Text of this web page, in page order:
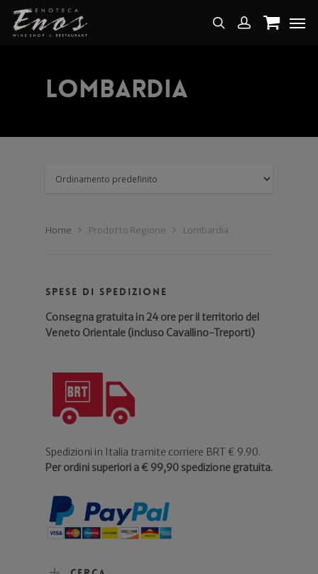
Lombardia
Home Prodotto Regione Lombardia
Spese di spedizione
Consegna gratuita in 24 ore per il territorio del
Veneto Orientale (incluso Cavallino-Treporti)
Spedizioni in Italia tramite corriere BRT € 9.90.
Per ordini superiori a € 99,90 spedizione gratuita.